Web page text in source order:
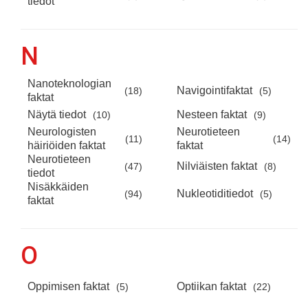
N
Nanoteknologian
faktat
(18) Navigointifaktat (5)
Näytä tiedot (10) Nesteen faktat (9)
Neurologisten
häiriöiden faktat
(11)
Neurotieteen
faktat
(14)
Neurotieteen
tiedot
(47) Nilviäisten faktat (8)
Nisäkkäiden
faktat
(94) Nukleotiditiedot (5)
O
Oppimisen faktat (5) Optiikan faktat (22)